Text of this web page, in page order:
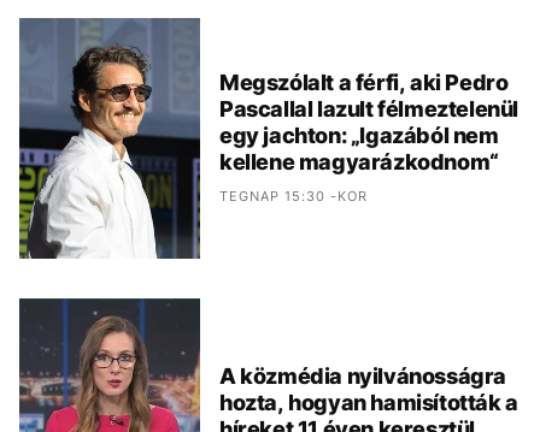
Megszólalt a férfi, aki Pedro
Pascallal lazult félmeztelenül
egy jachton: „Igazából nem
kellene magyarázkodnom“
TEGNAP 15:30 -KOR
A közmédia nyilvánosságra
hozta, hogyan hamisították a